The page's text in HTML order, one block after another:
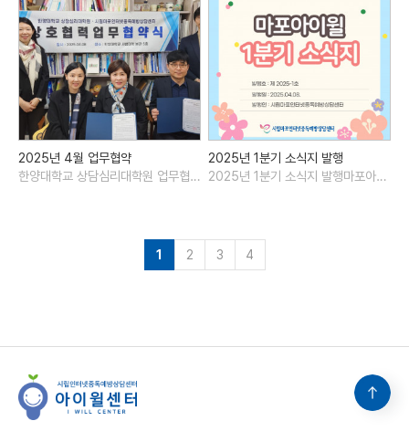
2025년 4월 업무협약
한양대학교 상담심리대학원 업무협약 총신대학교 중독상담학과 업무협..
2025년 1분기 소식지 발행
2025년 1분기 소식지 발행마포아이윌센터의 2025년 첫 소식지 발행!..
1 2 3 4